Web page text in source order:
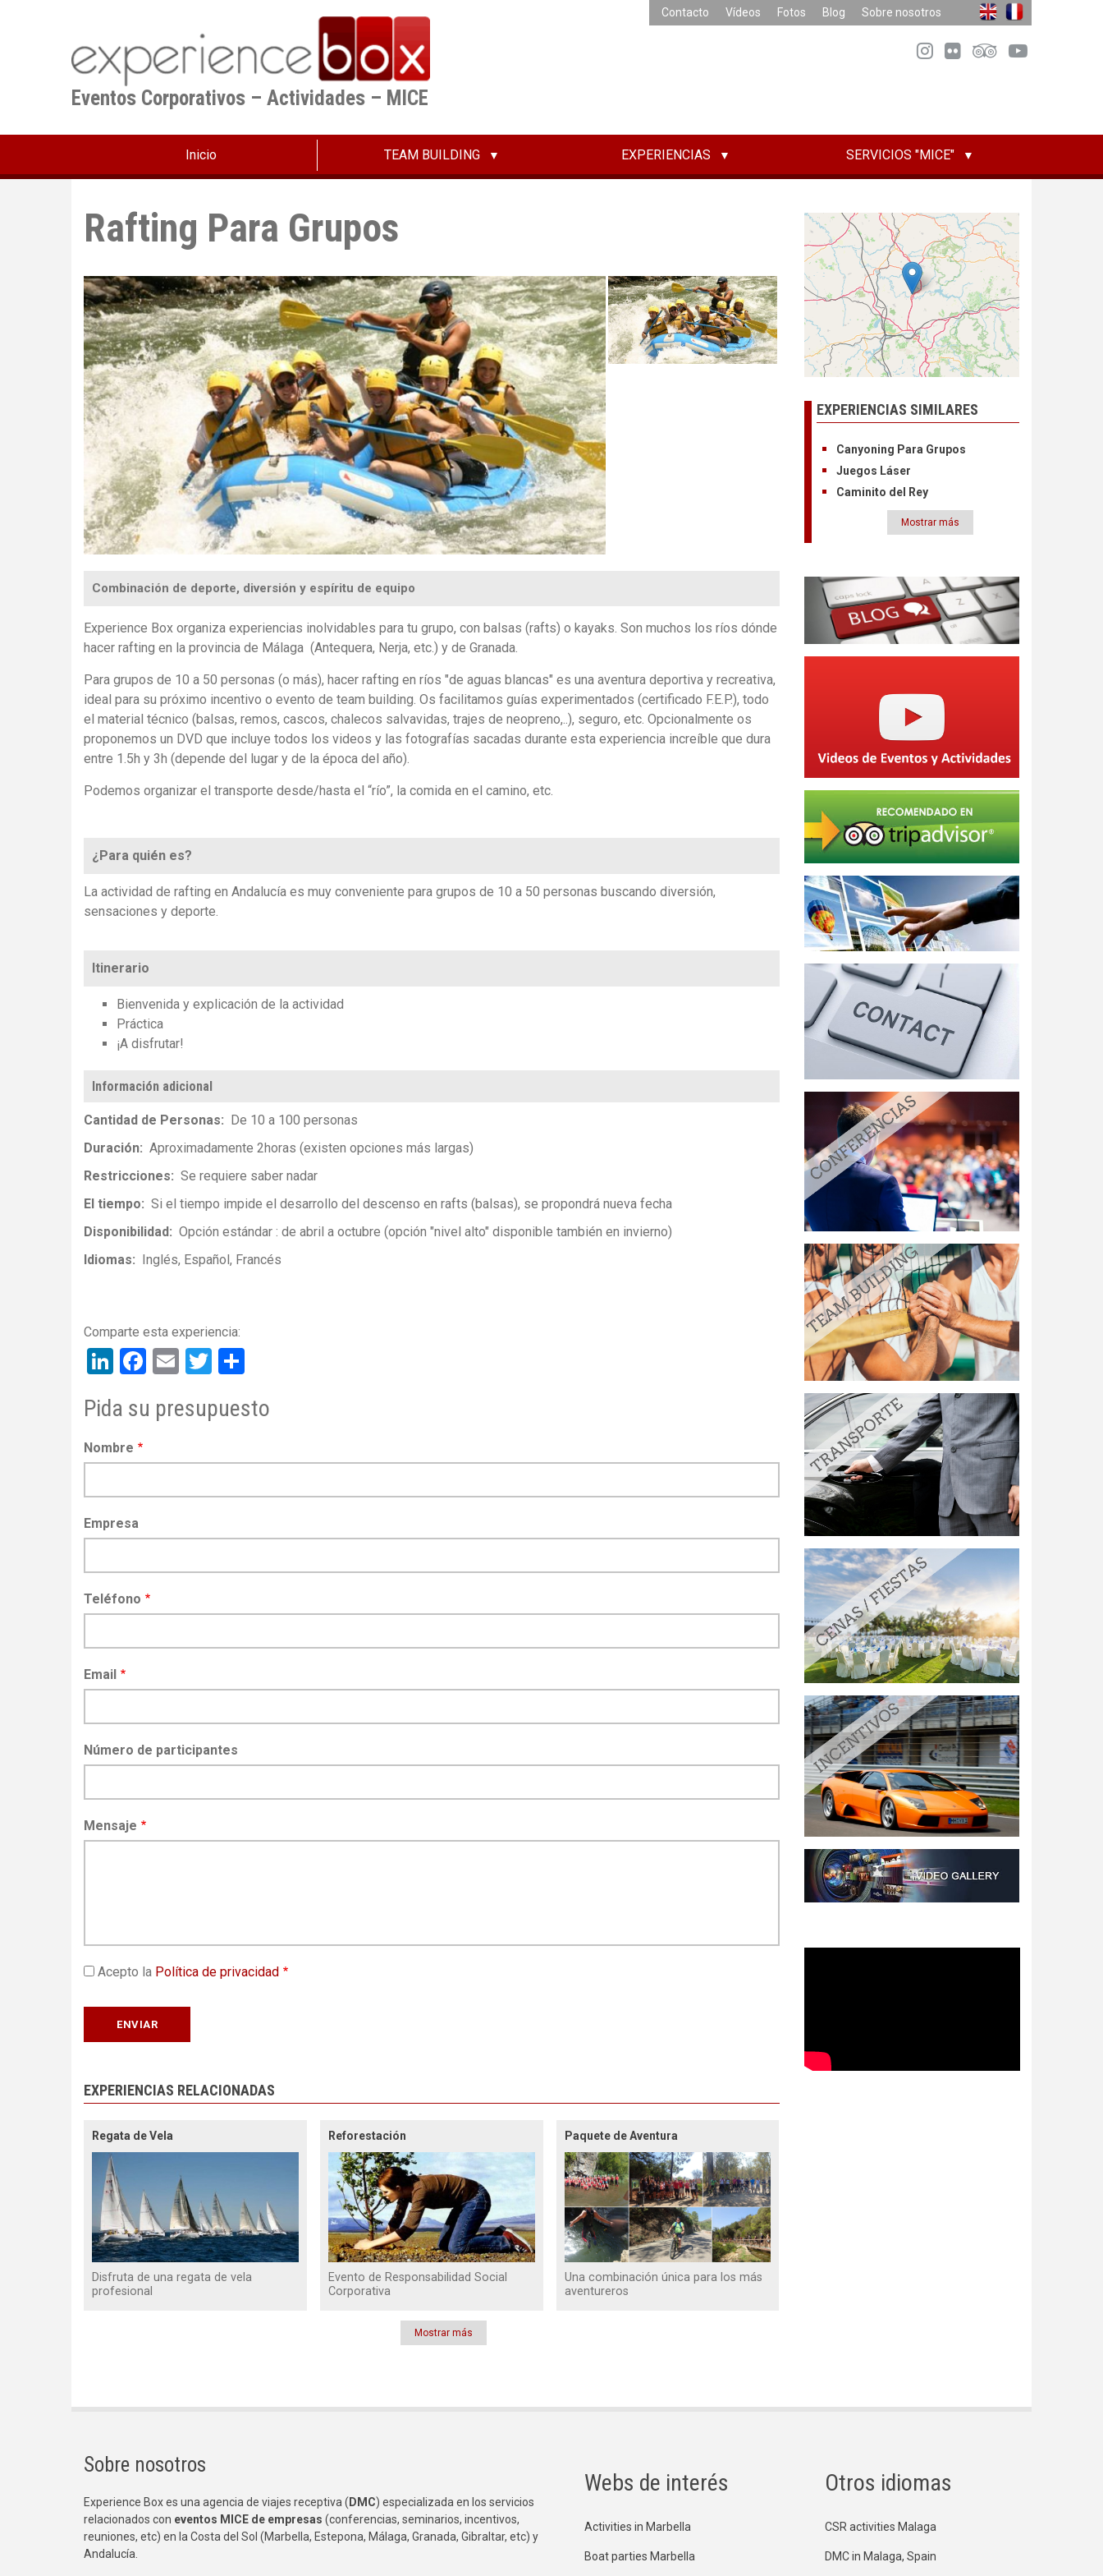
Eventos Corporativos – Actividades – MICE
Contacto Vídeos Fotos Blog Sobre nosotros
Inicio TEAM BUILDING EXPERIENCIAS SERVICIOS "MICE"
Rafting Para Grupos
Combinación de deporte, diversión y espíritu de equipo
Experience Box organiza experiencias inolvidables para tu grupo, con balsas (rafts) o kayaks. Son muchos los ríos dónde
hacer rafting en la provincia de Málaga (Antequera, Nerja, etc.) y de Granada.
Para grupos de 10 a 50 personas (o más), hacer rafting en ríos "de aguas blancas" es una aventura deportiva y recreativa,
ideal para su próximo incentivo o evento de team building. Os facilitamos guías experimentados (certificado F.E.P.), todo
el material técnico (balsas, remos, cascos, chalecos salvavidas, trajes de neopreno,..), seguro, etc. Opcionalmente os
proponemos un DVD que incluye todos los videos y las fotografías sacadas durante esta experiencia increíble que dura
entre 1.5h y 3h (depende del lugar y de la época del año).
Podemos organizar el transporte desde/hasta el “río”, la comida en el camino, etc.
¿Para quién es?
La actividad de rafting en Andalucía es muy conveniente para grupos de 10 a 50 personas buscando diversión,
sensaciones y deporte.
Itinerario
Bienvenida y explicación de la actividad
Práctica
¡A disfrutar!
Información adicional
Cantidad de Personas
De 10 a 100 personas
Duración
Aproximadamente 2horas (existen opciones más largas)
Restricciones
Se requiere saber nadar
El tiempo
Si el tiempo impide el desarrollo del descenso en rafts (balsas), se propondrá nueva fecha
Disponibilidad
Opción estándar : de abril a octubre (opción "nivel alto" disponible también en invierno)
Idiomas
Inglés Español Francés
LinkedIn
Facebook
EmailTwitter
Pida su presupuesto
Nombre
Empresa
Teléfono
Email
Número de participantes
Mensaje
Acepto la Política de privacidad
EXPERIENCIAS RELACIONADAS
Regata de Vela
Disfruta de una regata de vela
profesional
Reforestación
Evento de Responsabilidad Social
Corporativa
Paquete de Aventura
Una combinación única para los más
aventureros
Mostrar más
EXPERIENCIAS SIMILARES
Canyoning Para Grupos
Juegos Láser
Caminito del Rey
Mostrar más
Sobre nosotros
Experience Box es una agencia de viajes receptiva ( DMC) especializada en los servicios
relacionados con eventos MICE de empresas (conferencias, seminarios, incentivos,
reuniones, etc) en la Costa del Sol (Marbella, Estepona, Málaga, Granada, Gibraltar, etc) y
Andalucía.
Webs de interés
Activities in Marbella
Boat parties Marbella
Otros idiomas
CSR activities Malaga
DMC in Malaga, Spain